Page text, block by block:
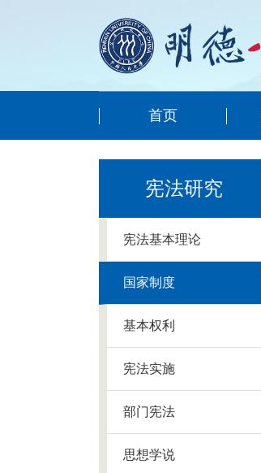
首页
宪法研究
宪法基本理论
国家制度
基本权利
宪法实施
部门宪法
思想学说